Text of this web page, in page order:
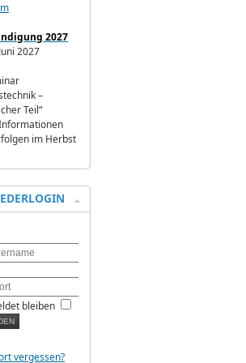
2027
2027
–
Teil“
im Herbst
bleiben
vergessen?